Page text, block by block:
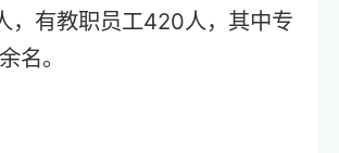
，有教职员工420人，其中专
名。